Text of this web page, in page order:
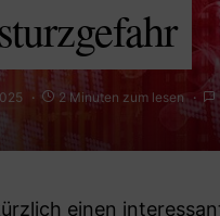
2 Minuten zum lesen
einen